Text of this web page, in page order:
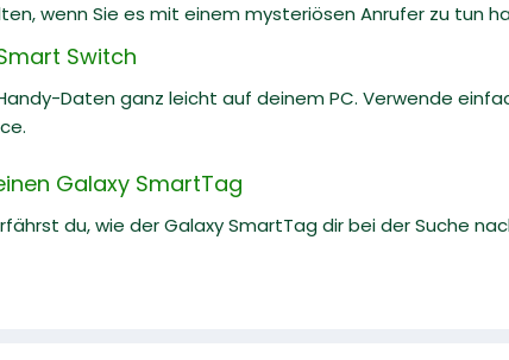
wenn Sie es mit einem mysteriösen Anrufer zu tun
Switch
Daten ganz leicht auf deinem PC. Verwende
Galaxy SmartTag
du, wie der Galaxy SmartTag dir bei der Suche